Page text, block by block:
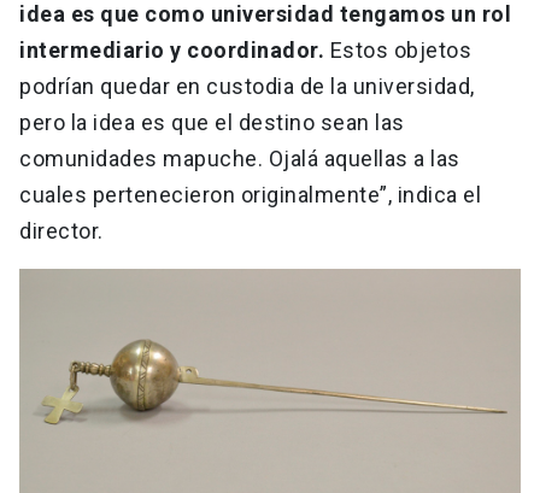
idea es que como universidad tengamos un rol
intermediario y coordinador. Estos objetos
podrían quedar en custodia de la universidad,
pero la idea es que el destino sean las
comunidades mapuche. Ojalá aquellas a las
cuales pertenecieron originalmente”, indica el
director.